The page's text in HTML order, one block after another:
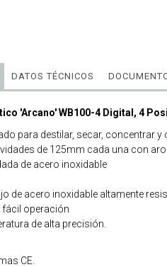
DATOS TÉCNICOS
'Arcano' WB100-4 Digital, 4
para destilar, secar, concentrar
de 125mm cada una con
de acero inoxidable
de acero inoxidable altamente
fácil operación
de alta precisión.
CE.